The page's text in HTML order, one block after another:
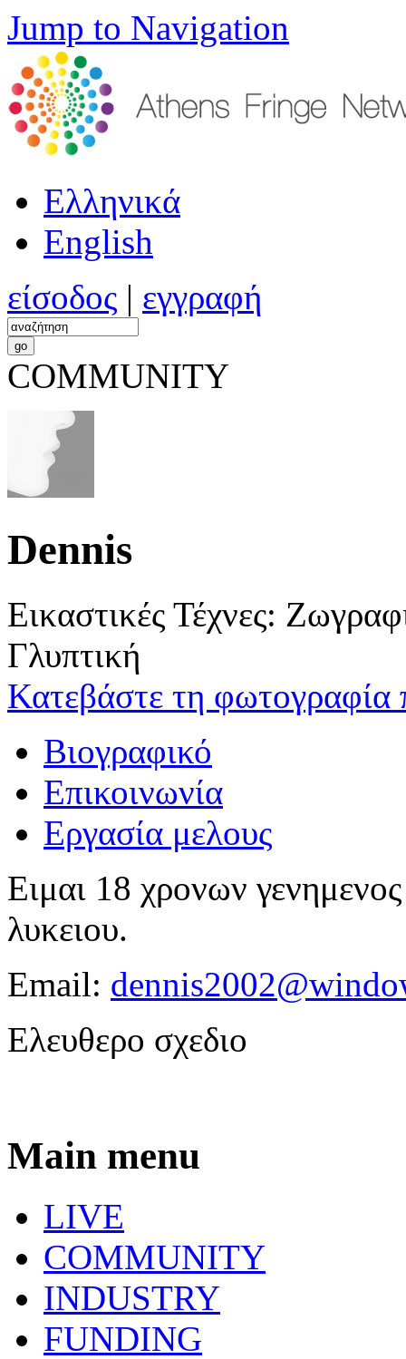
Jump to Navigation
Ελληνικά
English
είσοδος | εγγραφή
COMMUNITY
Dennis
Εικαστικές Τέχνες:
Γλυπτική
Κατεβάστε τη φωτογραφία
Βιογραφικό
Επικοινωνία
Εργασία μελους
Ειμαι 18 χρονων
λυκειου.
Email:
Ελευθερο σχεδιο
Main menu
LIVE
COMMUNITY
INDUSTRY
FUNDING